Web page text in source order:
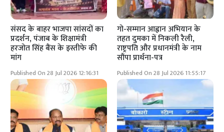
संसद के बाहर भाजपा सांसदों का
प्रदर्शन, पंजाब के शिक्षामंत्री
हरजोत सिंह बैंस के इस्तीफे की
मांग
Published On 28 Jul 2026 12:16:31
गो-सम्मान आह्वान अभियान के
तहत दुमका में निकली रैली,
राष्ट्रपति और प्रधानमंत्री के नाम
सौंपा प्रार्थना-पत्र
Published On 28 Jul 2026 11:55:17